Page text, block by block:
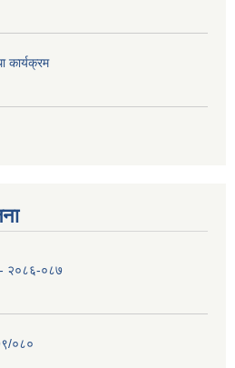
कार्यक्रम
२०८६-०८७
०८०